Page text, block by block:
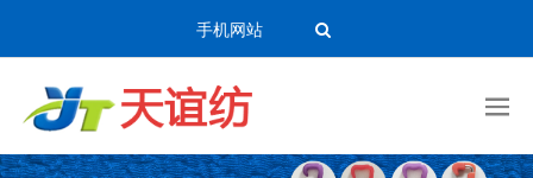
手机网站